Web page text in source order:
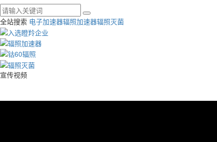
全站搜索 电子加速器辐照加速器辐照灭菌
宣传视频